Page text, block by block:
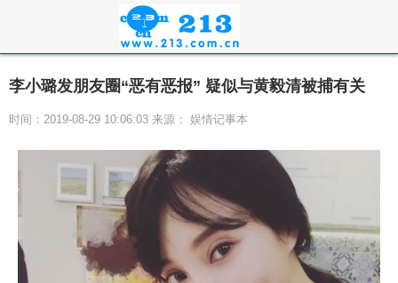
李小璐发朋友圈“恶有恶报” 疑似与黄毅清被捕有关
时间：2019-08-29 10:06:03 来源： 娱情记事本